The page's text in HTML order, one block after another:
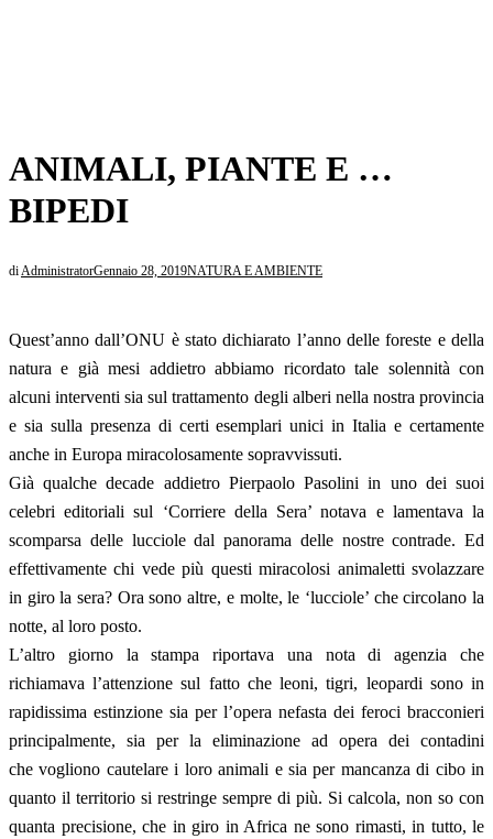
ANIMALI, PIANTE E …
BIPEDI
diAdministratorGennaio 28, 2019NATURA E AMBIENTE
Quest’anno dall’ONU è stato dichiarato l’anno delle foreste e della
natura e già mesi addietro abbiamo ricordato tale solennità con
alcuni interventi sia sul trattamento degli alberi nella nostra provincia
e sia sulla presenza di certi esemplari unici in Italia e certamente
anche in Europa miracolosamente sopravvissuti.
Già qualche decade addietro Pierpaolo Pasolini in uno dei suoi
celebri editoriali sul ‘Corriere della Sera’ notava e lamentava la
scomparsa delle lucciole dal panorama delle nostre contrade. Ed
effettivamente chi vede più questi miracolosi animaletti svolazzare
in giro la sera? Ora sono altre, e molte, le ‘lucciole’ che circolano la
notte, al loro posto.
L’altro giorno la stampa riportava una nota di agenzia che
richiamava l’attenzione sul fatto che leoni, tigri, leopardi sono in
rapidissima estinzione sia per l’opera nefasta dei feroci bracconieri
principalmente, sia per la eliminazione ad opera dei contadini
che vogliono cautelare i loro animali e sia per mancanza di cibo in
quanto il territorio si restringe sempre di più. Si calcola, non so con
quanta precisione, che in giro in Africa ne sono rimasti, in tutto, le